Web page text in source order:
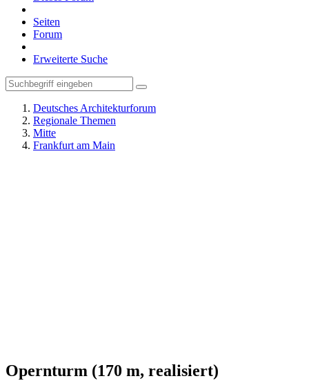
Seiten
Forum
Erweiterte Suche
Deutsches Architekturforum
Regionale Themen
Mitte
Frankfurt am Main
Opernturm (170 m, realisiert)